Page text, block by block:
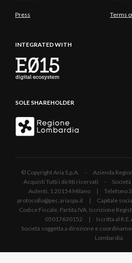
Press Terms
INTEGRATED WITH
SOLE SHAREHOLDER
© Copyright Aria S.p.A. - Azienda
Acquisti Tutti i diritti riservati - Società
Aulenti, 1 20154 Milano | Telefono
protocollo@pec.ariaspa.it | Capitale
Codice Fiscale, Partita IVA, Iscrizione
05017630152 | Iscritta al
Società soggetta a direzione e
Lombardia.